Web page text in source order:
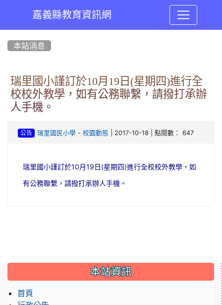
嘉義縣教育資訊網
本站消息
瑞里國小謹訂於10月19日(星期四)進行全
校校外教學，如有公務聯繫，請撥打承辦
人手機。
公告 瑞里國民小學- 校園動態 | 2017-10-18 | 點閱數： 647
瑞里國小謹訂於10月19日(星期四)進行全校校外教學，如
有公務聯繫，請撥打承辦人手機。
::: 本站資訊
首頁